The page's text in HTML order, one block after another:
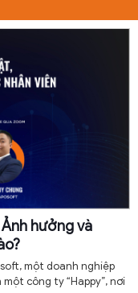
hưởng và
một doanh nghiệp
công ty “Happy”, nơi